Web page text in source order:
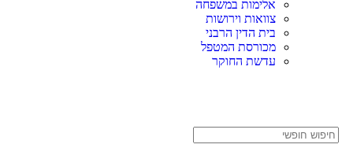
אלימות במשפחה
צוואות וירושות
בית הדין הרבני
מכורסת המטפל
עדשת החוקר